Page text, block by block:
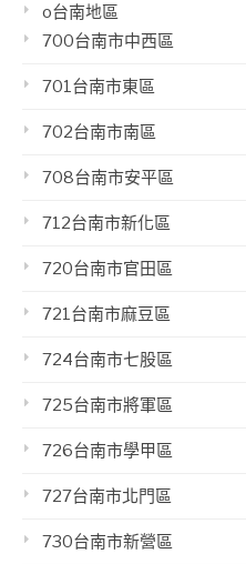
o台南地區
700台南市中西區
701台南市東區
702台南市南區
708台南市安平區
712台南市新化區
720台南市官田區
721台南市麻豆區
724台南市七股區
725台南市將軍區
726台南市學甲區
727台南市北門區
730台南市新營區